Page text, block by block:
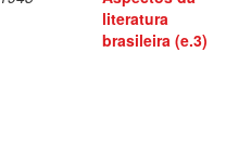
literatura
brasileira (e.3)